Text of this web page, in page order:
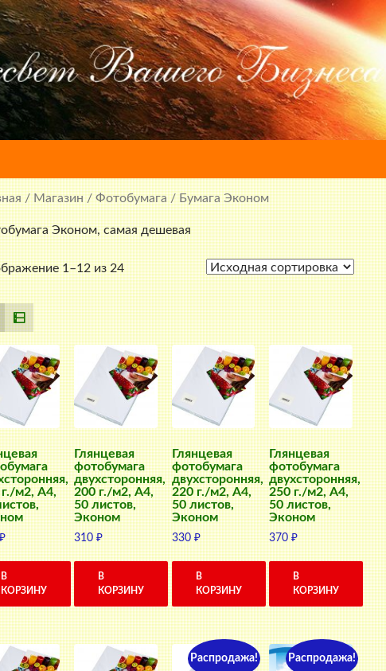
/Магазин/Фотобумага/ Бумага Эконом
Эконом, самая дешевая
1–12 из 24
м2, A4,
В
КОРЗИНУ
Глянцевая
фотобумага
двухсторонняя,
200 г./м2, A4,
50 листов,
Эконом
310₽
В
КОРЗИНУ
Глянцевая
фотобумага
двухсторонняя,
220 г./м2, A4,
50 листов,
Эконом
330₽
В
КОРЗИНУ
Глянцевая
фотобумага
двухсторонняя,
250 г./м2, A4,
50 листов,
Эконом
370₽
В
КОРЗИНУ
Распродажа! Распродажа!